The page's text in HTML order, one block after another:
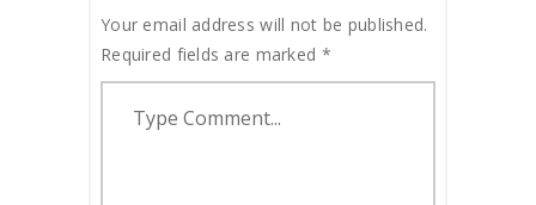
Your email address will not be published.
Required fields are marked *